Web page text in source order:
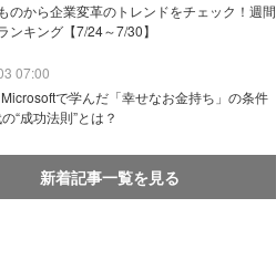
のから企業変革のトレンドをチェック！週間
ンキング【7/24～7/30】
07:00
で学んだ「幸せなお金持ち」の条件
“成功法則”とは？
新着記事一覧を見る